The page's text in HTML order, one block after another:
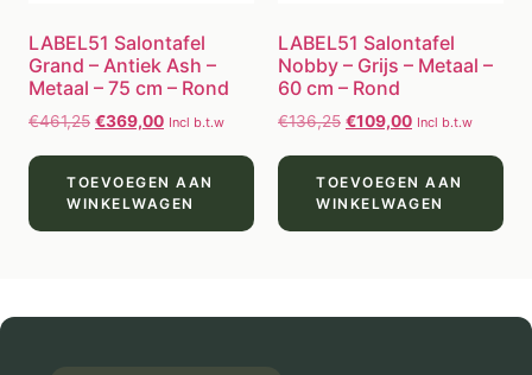
LABEL51 Salontafel
Grand – Antiek Ash –
Metaal – 75 cm – Rond
€461,25 €369,00 Incl b.t.w
TOEVOEGEN AAN
WINKELWAGEN
LABEL51 Salontafel
Nobby – Grijs – Metaal –
60 cm – Rond
€136,25 €109,00 Incl b.t.w
TOEVOEGEN AAN
WINKELWAGEN